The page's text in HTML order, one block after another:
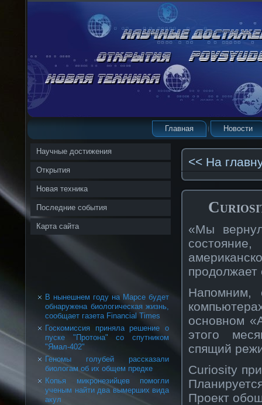
Главная Новости
Научные достижения
Открытия
Новая техника
Последние события
Карта сайта
В нынешнем году на Марсе будет
обнаружена биологическая жизнь,
сообщает газета Financial Times
Госкомиссия приняла решение о
пуске "Протона" со спутником
"Ямал-402"
Геномы голубей рассказали
биологам об их общем предке
Копья микронезийцев помогли
ученым найти два вымерших вида
акул
<< На
«Мы
Напомним,
основном
этого
спящий
Curiosity
Проект